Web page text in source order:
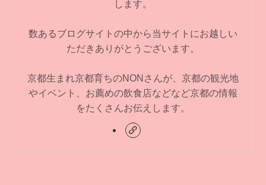
します。
数あるブログサイトの中から当サイトにお越しい
ただきありがとうございます。
京都生まれ京都育ちのNONさんが、京都の観光地
やイベント、お薦めの飲食店などなど京都の情報
をたくさんお伝えします。